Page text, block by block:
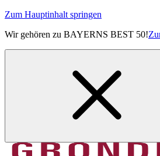
Zum Hauptinhalt springen
Wir gehören zu BAYERNS BEST 50!